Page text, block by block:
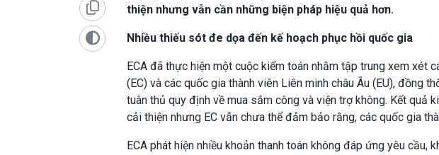
thiện nhưng vẫn cần những biện pháp hiệu quả hơn.
Nhiều thiếu sót đe dọa đến kế hoạch phục hồi quốc gia
ECA đã thực hiện một cuộc kiểm toán nhằm tập trung xem xét
(EC) và các quốc gia thành viên Liên minh châu Âu (EU), đồng
tuân thủ quy định về mua sắm công và viện trợ không. Kết
cải thiện nhưng EC vẫn chưa thể đảm bảo rằng, các quốc gia
ECA phát hiện nhiều khoản thanh toán không đáp ứng yêu cầu,